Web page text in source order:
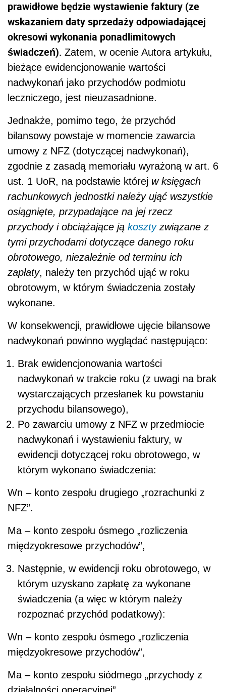
prawidłowe będzie wystawienie faktury (ze
wskazaniem daty sprzedaży odpowiadającej
okresowi wykonania ponadlimitowych
świadczeń). Zatem, w ocenie Autora artykułu,
bieżące ewidencjonowanie wartości
nadwykonań jako przychodów podmiotu
leczniczego, jest nieuzasadnione.
Jednakże, pomimo tego, że przychód
bilansowy powstaje w momencie zawarcia
umowy z NFZ (dotyczącej nadwykonań),
zgodnie z zasadą memoriału wyrażoną w art. 6
ust. 1 UoR, na podstawie której w księgach
rachunkowych jednostki należy ująć wszystkie
osiągnięte, przypadające na jej rzecz
przychody i obciążające ją kosztyzwiązane z
tymi przychodami dotyczące danego roku
obrotowego, niezależnie od terminu ich
zapłaty, należy ten przychód ująć w roku
obrotowym, w którym świadczenia zostały
wykonane.
W konsekwencji, prawidłowe ujęcie bilansowe
nadwykonań powinno wyglądać następująco:
Brak ewidencjonowania wartości
nadwykonań w trakcie roku (z uwagi na brak
wystarczających przesłanek ku powstaniu
przychodu bilansowego),
Po zawarciu umowy z NFZ w przedmiocie
nadwykonań i wystawieniu faktury, w
ewidencji dotyczącej roku obrotowego, w
którym wykonano świadczenia:
Wn – konto zespołu drugiego „rozrachunki z
NFZ”.
Ma – konto zespołu ósmego „rozliczenia
międzyokresowe przychodów”,
Następnie, w ewidencji roku obrotowego, w
którym uzyskano zapłatę za wykonane
świadczenia (a więc w którym należy
rozpoznać przychód podatkowy):
Wn – konto zespołu ósmego „rozliczenia
międzyokresowe przychodów”,
Ma – konto zespołu siódmego „przychody z